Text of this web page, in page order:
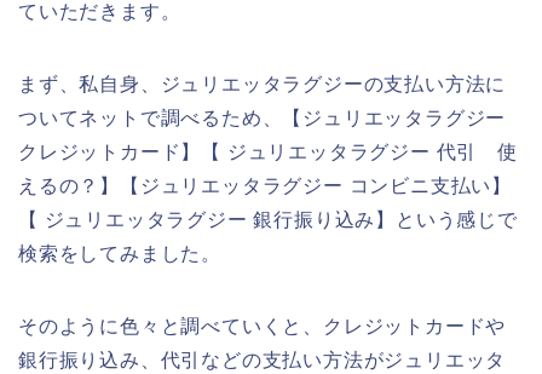
ていただきます。
まず、私自身、ジュリエッタラグジーの支払い方法に
ついてネットで調べるため、【ジュリエッタラグジー
クレジットカード】【 ジュリエッタラグジー 代引 使
えるの？】【ジュリエッタラグジー コンビニ支払い】
【 ジュリエッタラグジー 銀行振り込み】という感じで
検索をしてみました。
そのように色々と調べていくと、クレジットカードや
銀行振り込み、代引などの支払い方法がジュリエッタ